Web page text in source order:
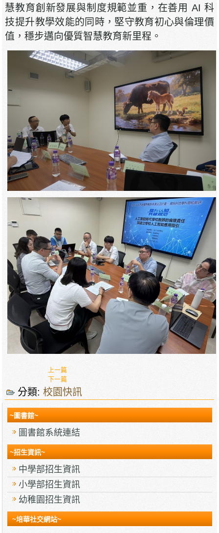
慧教育創新發展與制度規範並重，在善用 AI 科
技提升教學效能的同時，堅守教育初心與倫理價
值，穩步邁向優質智慧教育新里程。
上一篇
下一篇
分類:校園快訊
~圖書館~
圖書館系統連結
~招生資訊~
中學部招生資訊
小學部招生資訊
幼稚園招生資訊
~培華社交網站~